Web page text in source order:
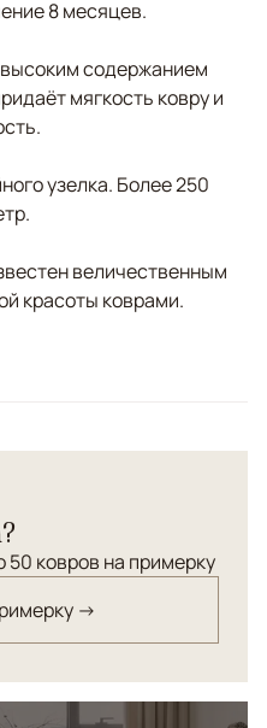
8 месяцев.
содержанием
мягкость ковру и
узелка. Более 250
величественным
красоты коврами.
ковров на примерку
→